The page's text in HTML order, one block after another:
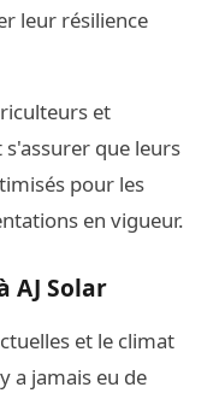
leur résilience
et
que leurs
pour les
en vigueur.
AJ Solar
et le climat
a jamais eu de